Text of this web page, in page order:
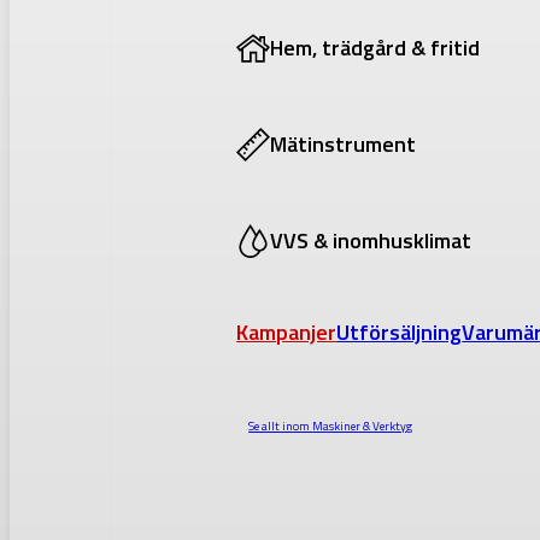
Hem, trädgård & fritid
Mätinstrument
VVS & inomhusklimat
KampanjerUtförsäljning
Se allt inom Maskiner & Verktyg